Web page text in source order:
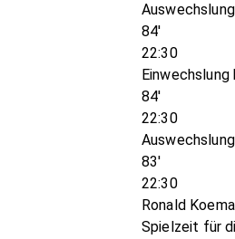
84'
22:30
Einwechslung
84'
22:30
83'
22:30
Ronald
Spielzeit für